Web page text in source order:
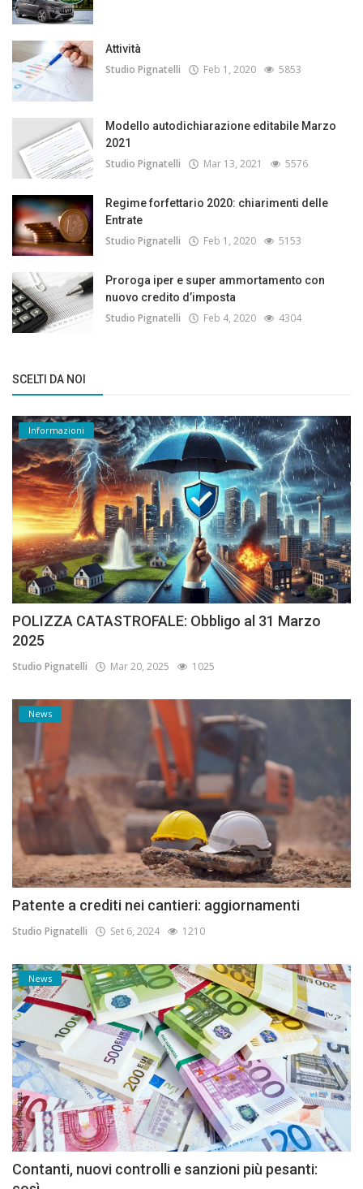
Attività
Studio Pignatelli Feb 1, 2020 5853
Modello autodichiarazione editabile Marzo
2021
Studio Pignatelli Mar 13, 2021 5576
Regime forfettario 2020: chiarimenti delle
Entrate
Studio Pignatelli Feb 1, 2020 5153
Proroga iper e super ammortamento con
nuovo credito d’imposta
Studio Pignatelli Feb 4, 2020 4304
SCELTI DA NOI
Informazioni
POLIZZA CATASTROFALE: Obbligo al 31 Marzo
2025
Studio Pignatelli Mar 20, 2025 1025
News
Patente a crediti nei cantieri: aggiornamenti
Studio Pignatelli Set 6, 2024 1210
News
Contanti, nuovi controlli e sanzioni più pesanti: